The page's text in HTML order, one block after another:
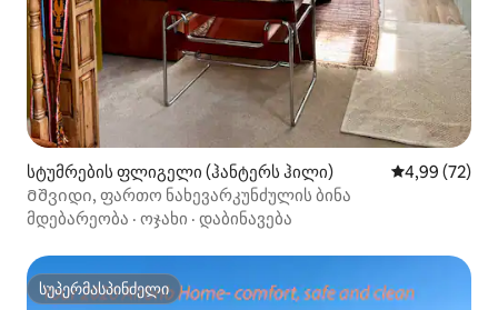
სტუმრების ფლიგელი (ჰანტერს ჰილი) საშუალო
4,99 (72)
Მშვიდი, ფართო ნახევარკუნძულის ბინა
მდებარეობა · ოჯახი · დაბინავება
სუპერმასპინძელი
სუპერმასპინძელი